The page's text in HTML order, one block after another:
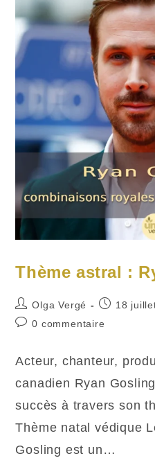
Thème astral :
Auteur/autrice
de
Olga Vergé
Publication
18
Commentaires
publication :
0 commentaire
Acteur, chanteur,
canadien Ryan
succès à travers son
Thème natal védique
Gosling est un…